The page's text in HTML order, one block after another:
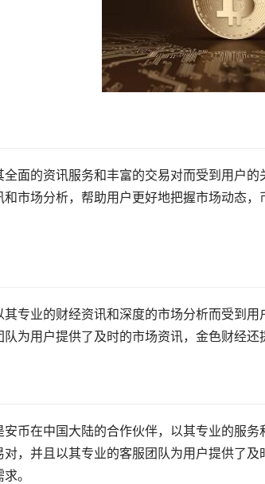
全面的资讯服务和丰富的交易对而受到用户
和市场分析，帮助用户更好地把握市场动态
其专业的财经资讯和深度的市场分析而受到
为用户提供了及时的市场资讯，金色财经还
安币在中国大陆的合作伙伴，以其专业的服
对，并且以其专业的客服团队为用户提供了
。